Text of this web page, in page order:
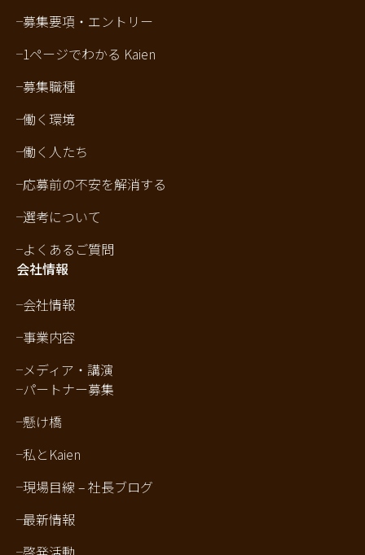
募集要項・エントリー
1ページでわかる Kaien
募集職種
働く環境
働く人たち
応募前の不安を解消する
選考について
よくあるご質問
会社情報
会社情報
事業内容
メディア・講演
パートナー募集
懸け橋
私とKaien
現場目線 – 社長ブログ
最新情報